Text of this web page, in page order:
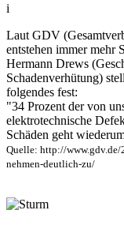
i
Laut GDV
entstehen immer mehr
Hermann Drews
Schadenverhütung)
folgendes fest:
"34 Prozent der von
elektrotechnische
Schäden geht
Quelle: http://www.gdv.de/
nehmen-deutlich-zu/